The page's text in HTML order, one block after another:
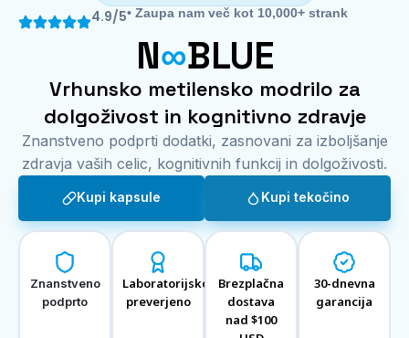
4.9/5• Zaupa nam več kot 10,000+ strank
N∞BLUE
Vrhunsko metilensko modrilo za
dolgoživost in kognitivno zdravje
Znanstveno podprti dodatki, zasnovani za izboljšanje
zdravja vaših celic, kognitivnih funkcij in dolgoživosti.
Kupi kapsule Kupi tekočino
Znanstveno
podprto
Laboratorijsko
preverjeno
Brezplačna
dostava
nad $100
30-dnevna
garancija